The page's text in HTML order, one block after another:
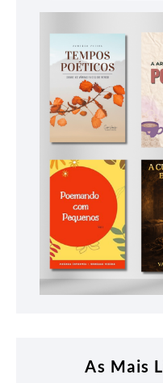
As Mais